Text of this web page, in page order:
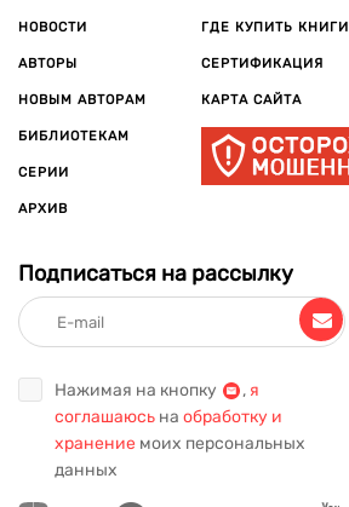
НОВОСТИ
АВТОРЫ
НОВЫМ АВТОРАМ
БИБЛИОТЕКАМ
СЕРИИ
АРХИВ
ГДЕ КУПИТЬ КНИГИ
СЕРТИФИКАЦИЯ
КАРТА САЙТА
Подписаться на рассылку
Нажимая на кнопку , я
соглашаюсь на обработку и
хранение моих персональных
данных